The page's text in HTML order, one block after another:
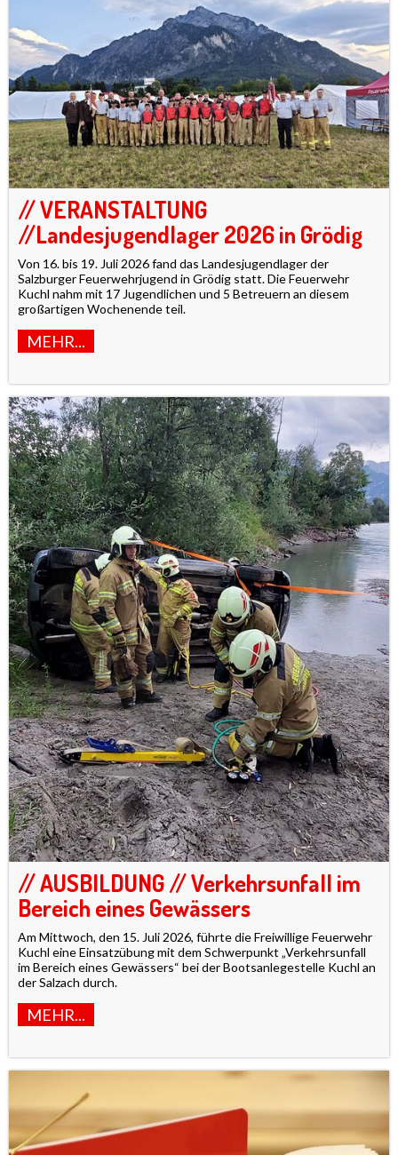
// VERANSTALTUNG
//Landesjugendlager 2026 in Grödig
Von 16. bis 19. Juli 2026 fand das Landesjugendlager der
Salzburger Feuerwehrjugend in Grödig statt. Die Feuerwehr
Kuchl nahm mit 17 Jugendlichen und 5 Betreuern an diesem
großartigen Wochenende teil.
MEHR...
// AUSBILDUNG // Verkehrsunfall im
Bereich eines Gewässers
Am Mittwoch, den 15. Juli 2026, führte die Freiwillige Feuerwehr
Kuchl eine Einsatzübung mit dem Schwerpunkt „Verkehrsunfall
im Bereich eines Gewässers“ bei der Bootsanlegestelle Kuchl an
der Salzach durch.
MEHR...